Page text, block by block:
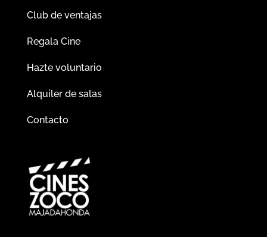
Club de ventajas
Regala Cine
Hazte voluntario
Alquiler de salas
Contacto